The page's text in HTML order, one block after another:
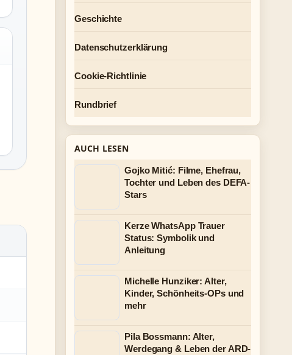
Geschichte
Datenschutzerklärung
Cookie-Richtlinie
Rundbrief
AUCH LESEN
Gojko Mitić: Filme, Ehefrau,
Tochter und Leben des DEFA-
Stars
Kerze WhatsApp Trauer
Status: Symbolik und
Anleitung
Michelle Hunziker: Alter,
Kinder, Schönheits-OPs und
mehr
Pila Bossmann: Alter,
Werdegang & Leben der ARD-